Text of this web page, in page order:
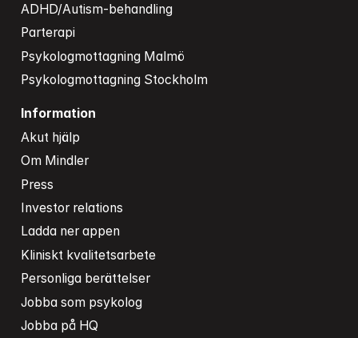
ADHD/Autism-behandling
Parterapi
Psykologmottagning Malmö
Psykologmottagning Stockholm
Information
Akut hjälp
Om Mindler
Press
Investor relations
Ladda ner appen
Kliniskt kvalitetsarbete
Personliga berättelser
Jobba som psykolog
Jobba på HQ